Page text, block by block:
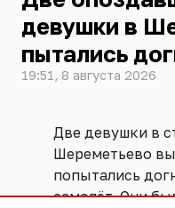
девушки в
пытались
19:51, 8 августа 2026
Две девушки в
Шереметьево
попытались
самолёт. Они